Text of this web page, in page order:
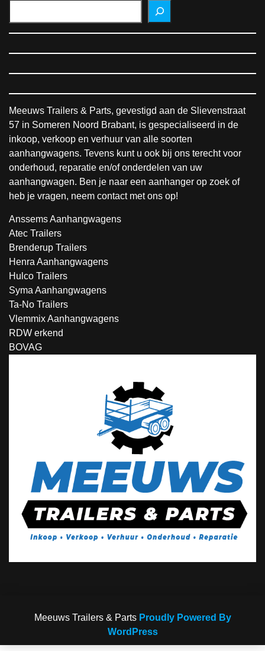
Meeuws Trailers & Parts, gevestigd aan de Slievenstraat
57 in Someren Noord Brabant, is gespecialiseerd in de
inkoop, verkoop en verhuur van alle soorten
aanhangwagens. Tevens kunt u ook bij ons terecht voor
onderhoud, reparatie en/of onderdelen van uw
aanhangwagen. Ben je naar een aanhanger op zoek of
heb je vragen, neem contact met ons op!
Anssems Aanhangwagens
Atec Trailers
Brenderup Trailers
Henra Aanhangwagens
Hulco Trailers
Syma Aanhangwagens
Ta-No Trailers
Vlemmix Aanhangwagens
RDW erkend
BOVAG
Meeuws Trailers & Parts Proudly Powered By
WordPress